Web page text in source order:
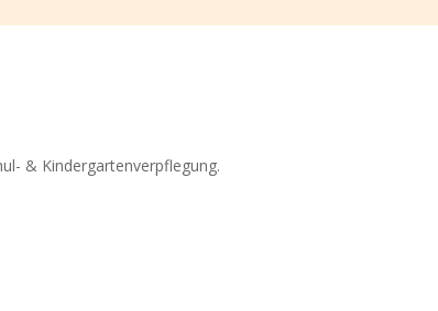
& Kindergartenverpflegung.